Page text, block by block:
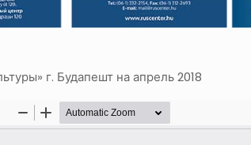
г. Будапешт на апрель 2018